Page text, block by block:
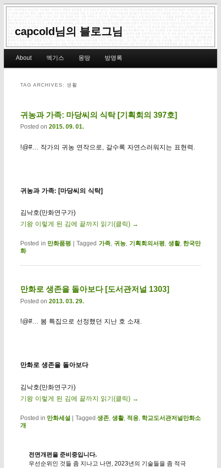
capcold님의 블로그님
Skip to primary content
Skip to secondary content
About 엑기스 몽땅 방명록
TAG ARCHIVES: 생활
귀농과 가족: 마당씨의 식탁 [기획회의 397호]
Posted on 2015. 09. 01.
!@#… 작가의 귀농 연작으로, 갈수록 자연스러워지는 표현력.
귀농과 가족: [마당씨의 식탁]
김낙호(만화연구가)
기왕 이렇게 된 김에 끝까지 읽기(클릭) →
Posted in 만화품평 |Tagged 가족, 귀농, 기획회의서평, 생활, 한국만
화
만화로 생존을 돌아보다 [도서관저널 1303]
Posted on 2013. 03. 29.
!@#… 봄 특집으로 선정했던 지난 호 소재.
만화로 생존을 돌아보다
김낙호(만화연구가)
기왕 이렇게 된 김에 끝까지 읽기(클릭) →
Posted in 만화세설 | Tagged 생존, 생활, 적응 학교도서관저널만화소
개
전면개편을 준비중입니다.
우선순위인 것들 좀 지나고 나면, 2023년의 기술들을 좀 적극